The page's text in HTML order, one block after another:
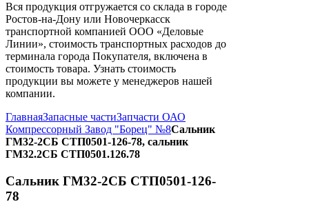
Вся продукция отгружается со склада в городе
Ростов-на-Дону или Новочеркасск
транспортной компанией ООО «Деловые
Линии», стоимость транспортных расходов до
терминала города Покупателя, включена в
стоимость товара. Узнать стоимость
продукции вы можете у менеджеров нашей
компании.
ГлавнаяЗапасные частиЗапчасти ОАО
Компрессорный Завод "Борец" №8Сальник
ГМ32-2СБ СТП0501-126-78, сальник
ГМ32.2СБ СТП0501.126.78
Сальник ГМ32-2СБ СТП0501-126-
78